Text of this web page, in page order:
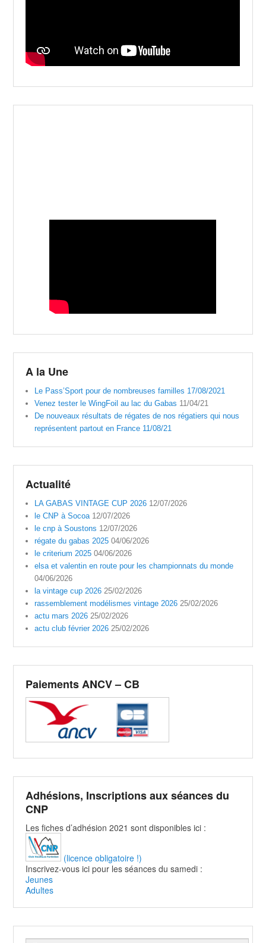
A la Une
Le Pass’Sport pour de nombreuses familles 17/08/2021
Venez tester le WingFoil au lac du Gabas 11/04/21
De nouveaux résultats de régates de nos régatiers qui nous
représentent partout en France 11/08/21
Actualité
LA GABAS VINTAGE CUP 2026 12/07/2026
le CNP à Socoa 12/07/2026
le cnp à Soustons 12/07/2026
régate du gabas 2025 04/06/2026
le criterium 2025 04/06/2026
elsa et valentin en route pour les championnats du monde
04/06/2026
la vintage cup 2026 25/02/2026
rassemblement modélismes vintage 2026 25/02/2026
actu mars 2026 25/02/2026
actu club février 2026 25/02/2026
Paiements ANCV – CB
Adhésions, Inscriptions aux séances du
CNP
Les fiches d’adhésion 2021 sont disponibles ici :
(licence obligatoire !)
Inscrivez-vous ici pour les séances du samedi :
Jeunes
Adultes